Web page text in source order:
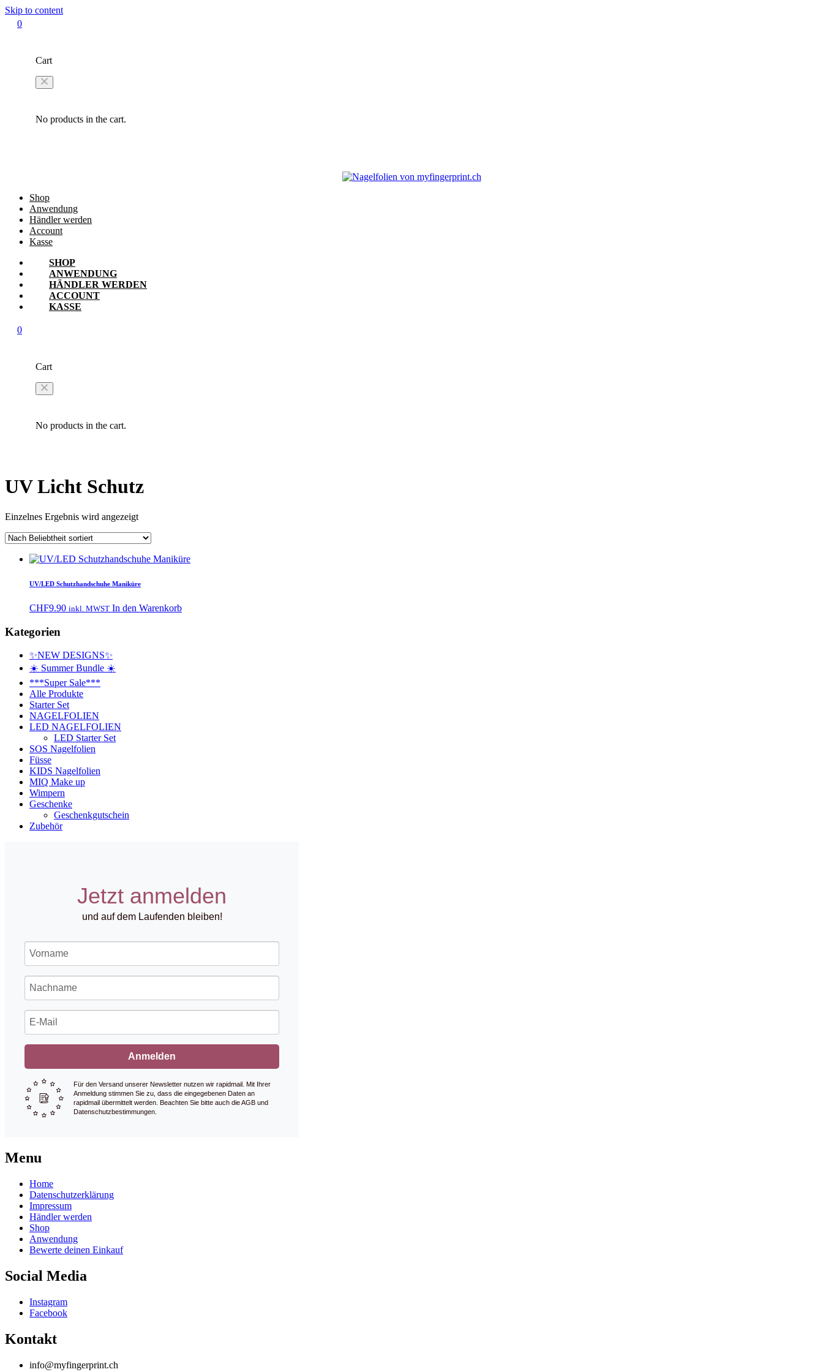
Skip to content
0
Cart
No products in the cart.
Shop
Anwendung
Händler werden
Account
Kasse
SHOP
ANWENDUNG
HÄNDLER WERDEN
ACCOUNT
KASSE
0
Cart
No products in the cart.
UV Licht Schutz
Einzelnes Ergebnis wird angezeigt
UV/LED Schutzhandschuhe Maniküre
CHF9.90 inkl. MWST In den Warenkorb
Kategorien
✨NEW DESIGNS✨
☀️ Summer Bundle ☀️
***Super Sale***
Alle Produkte
Starter Set
NAGELFOLIEN
LED NAGELFOLIEN
LED Starter Set
SOS Nagelfolien
Füsse
KIDS Nagelfolien
MIQ Make up
Wimpern
Geschenke
Geschenkgutschein
Zubehör
Jetzt anmelden
und auf dem Laufenden bleiben!
Anmelden
Für den Versand unserer Newsletter nutzen wir rapidmail. Mit Ihrer
Anmeldung stimmen Sie zu, dass die eingegebenen Daten an
rapidmail übermittelt werden. Beachten Sie bitte auch die AGB und
Datenschutzbestimmungen.
Menu
Home
Datenschutzerklärung
Impressum
Händler werden
Shop
Anwendung
Bewerte deinen Einkauf
Social Media
Instagram
Facebook
Kontakt
info@myfingerprint.ch